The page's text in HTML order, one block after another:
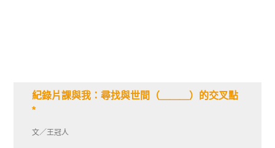
紀錄片課與我：尋找與世間（＿＿＿）的交叉點
*
文／王冠人